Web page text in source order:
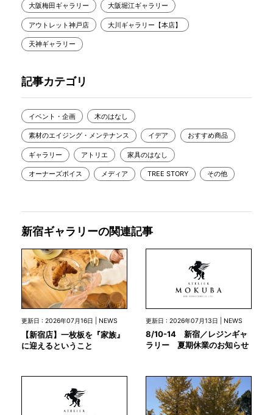
大阪梅田ギャラリー 大阪堀江ギャラリー
アウトレット神戸店 大川ギャラリー【本店】
天神ギャラリー
記事カテゴリ
イベント・企画 木のはなし
素材のエイジング・メンテナンス イデア おすすめ商品
ギャラリー アトリエ 家具のはなし
オーナーズボイス メディア TREE STORY その他
新宿ギャラリーの関連記事
更新日 : 2026年07月16日 | NEWS
【新宿店】一枚板を『家族』
に迎えるということ
更新日 : 2026年07月13日 | NEWS
8/10-14 新宿／レジンギャ
ラリー 夏期休業のお知らせ